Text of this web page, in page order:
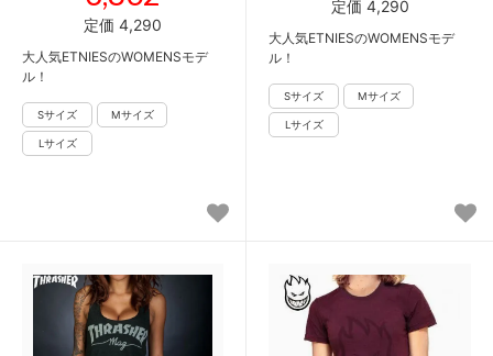
定価 4,290
大人気ETNIESのWOMENSモデ
ル！
定価 4,290
大人気ETNIESのWOMENSモデ
ル！